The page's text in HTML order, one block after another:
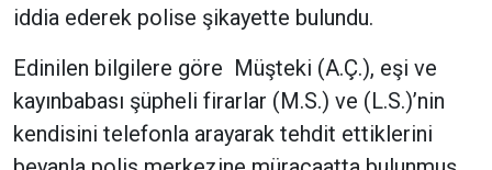
iddia ederek polise şikayette bulundu.
Edinilen bilgilere göre Müşteki (A.Ç.), eşi ve
kayınbabası şüpheli firarlar (M.S.) ve (L.S.)’nin
kendisini telefonla arayarak tehdit ettiklerini